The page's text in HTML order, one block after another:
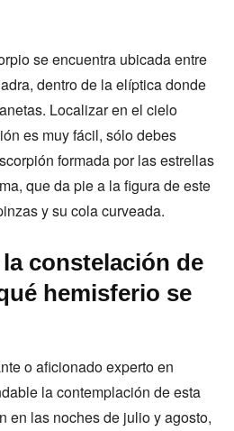
se encuentra ubicada entre
dentro de la elíptica donde
Localizar en el cielo
es muy fácil, sólo debes
formada por las estrellas
que da pie a la figura de este
y su cola curveada.
constelación de
hemisferio se
o aficionado experto en
la contemplación de esta
en las noches de julio y agosto,